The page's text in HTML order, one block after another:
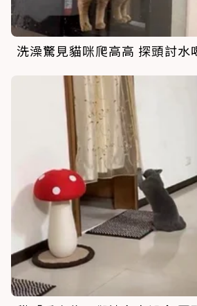
洗澡驚見貓咪爬高高 探頭討水